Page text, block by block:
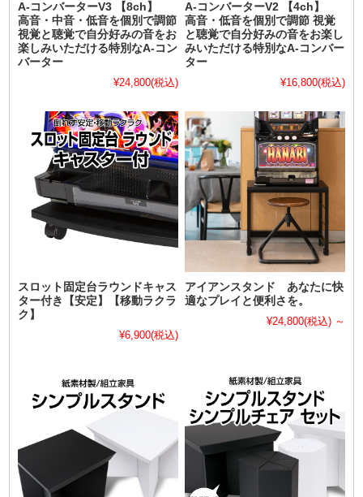
A-コンバーターV3 【8ch】
高音・中音・低音を個別で調節
視覚と聴覚で自分好みの音をお
楽しみいただける特別なA-コン
バーター
¥24,800(税込)
A-コンバーターV2 【4ch】
高音・低音を個別で調節 視覚
と聴覚で自分好みの音をお楽し
みいただける特別なA-コンバー
ター
¥16,800(税込)
スロット固定台ラウンドキャス
ター付き【安定】【移動ラクラ
ク】
¥6,900(税込)
アイアンスタンド あなたに快
適なプレイと便利さを。
¥24,800(税込) ～